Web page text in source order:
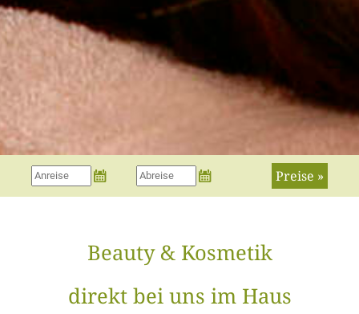
Preise »
Beauty & Kosmetik
direkt bei uns im Haus